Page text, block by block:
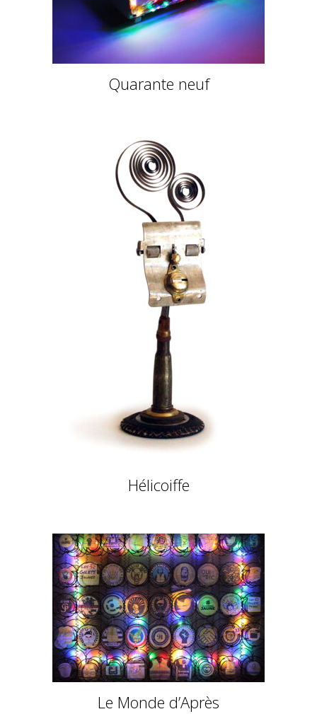
Quarante neuf
Hélicoiffe
Le Monde d’Après